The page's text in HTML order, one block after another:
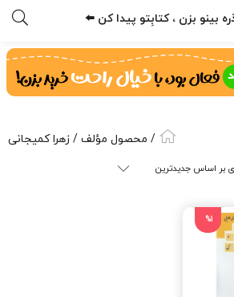
بینو بزن ، کتابِتو پیدا کن ⬅️
/ محصول مؤلف / زهرا کمیجانی